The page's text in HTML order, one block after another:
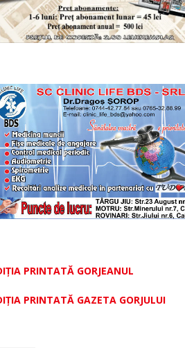
PRINTATĂ GORJEANUL
PRINTATĂ GAZETA GORJULUI